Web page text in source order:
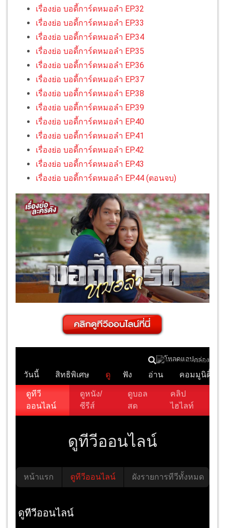
เรื่องย่อ บอดี้การ์ดหมอลำ EP.32
เรื่องย่อ บอดี้การ์ดหมอลำ EP.33
เรื่องย่อ บอดี้การ์ดหมอลำ EP.34
เรื่องย่อ บอดี้การ์ดหมอลำ EP.35
เรื่องย่อ บอดี้การ์ดหมอลำ EP.36
เรื่องย่อ บอดี้การ์ดหมอลำ EP.37
เรื่องย่อ บอดี้การ์ดหมอลำ EP.38
เรื่องย่อ บอดี้การ์ดหมอลำ EP.39
เรื่องย่อ บอดี้การ์ดหมอลำ EP.40
เรื่องย่อ บอดี้การ์ดหมอลำ EP.41
เรื่องย่อ บอดี้การ์ดหมอลำ EP.42
เรื่องย่อ บอดี้การ์ดหมอลำ EP.43
เรื่องย่อ บอดี้การ์ดหมอลำ EP.44 (ตอนจบ)